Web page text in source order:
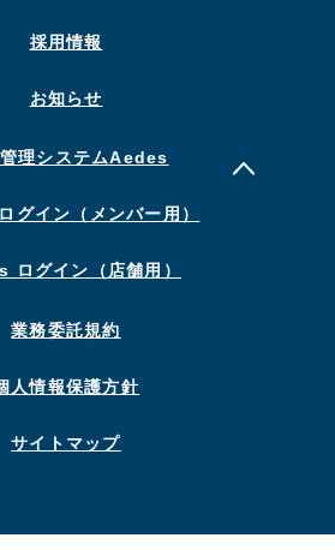
採用情報
お知らせ
理システムAedes
グイン（メンバー用）
ログイン（店舗用）
業務委託規約
人情報保護方針
サイトマップ